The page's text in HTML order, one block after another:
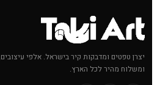
יצרן טפטים ומדבקות קיר בישראל. אלפי
ומשלוח מהיר לכל הארץ.